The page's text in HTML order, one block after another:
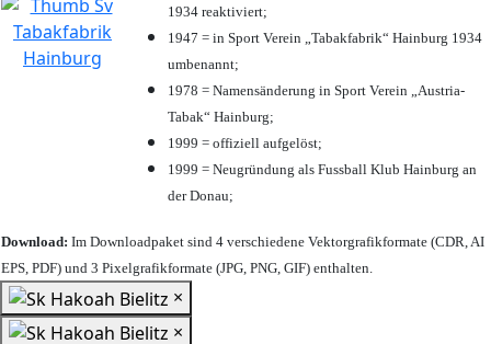
1934 reaktiviert;
1947 = in Sport Verein „Tabakfabrik“ Hainburg 1934
umbenannt;
1978 = Namensänderung in Sport Verein „Austria-
Tabak“ Hainburg;
1999 = offiziell aufgelöst;
1999 = Neugründung als Fussball Klub Hainburg an
der Donau;
Download: Im Downloadpaket sind 4 verschiedene Vektorgrafikformate (CDR, AI
EPS, PDF) und 3 Pixelgrafikformate (JPG, PNG, GIF) enthalten.
×
×